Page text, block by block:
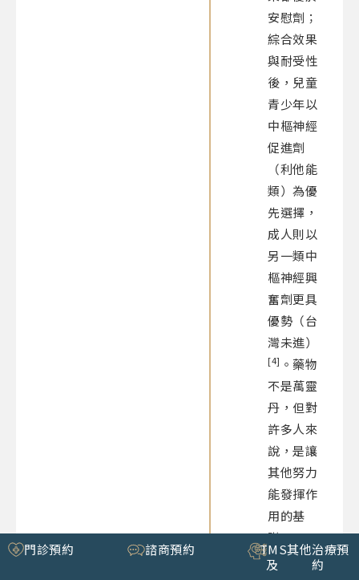
安慰劑；
綜合效果
與耐受性
後，兒童
青少年以
中樞神經
促進劑
（利他能
類）為優
先選擇，
成人則以
另一類中
樞神經興
奮劑更具
優勢（台
灣未進）
[4] 。藥物
不是萬靈
丹，但對
許多人來
說，是讓
其他努力
能發揮作
用的基
礎。
非藥物的
門診預約 諮商預約
TMS
及
其他治療預
約